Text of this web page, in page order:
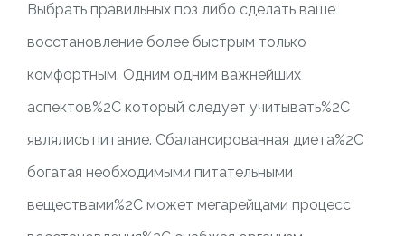
Выбрать правильных поз либо сделать ваше
восстановление более быстрым только
комфортным. Одним одним важнейших
аспектов%2C который следует учитывать%2C
являлись питание. Сбалансированная диета%2C
богатая необходимыми питательными
веществами%2C может мегарейцами процесс